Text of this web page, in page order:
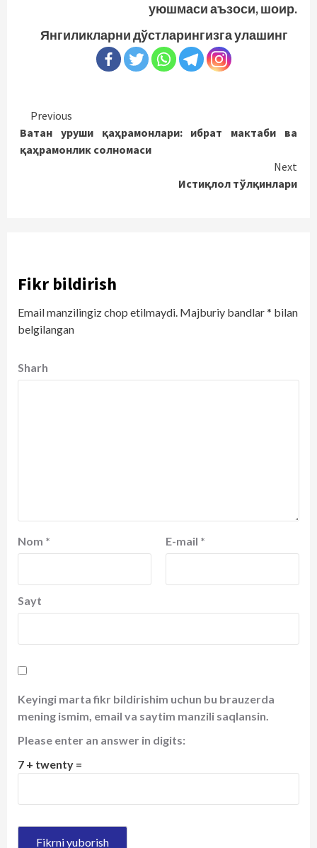
уюшмаси аъзоси, шоир.
Янгиликларни дўстларингизга улашинг
Continue
Reading
Previous
Ватан уруши қаҳрамонлари: ибрат мактаби ва
қаҳрамонлик солномаси
Next
Истиқлол тўлқинлари
Fikr bildirish
Email manzilingiz chop etilmaydi. Majburiy bandlar* bilan
belgilangan
Sharh
Nom * E-mail *
Sayt
Keyingi marta fikr bildirishim uchun bu brauzerda
mening ismim, email va saytim manzili saqlansin.
Please enter an answer in digits:
7 + twenty =